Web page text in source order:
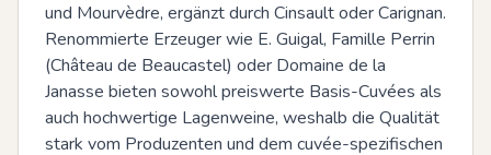
und Mourvèdre, ergänzt durch Cinsault oder Carignan.
Renommierte Erzeuger wie E. Guigal, Famille Perrin
(Château de Beaucastel) oder Domaine de la
Janasse bieten sowohl preiswerte Basis-Cuvées als
auch hochwertige Lagenweine, weshalb die Qualität
stark vom Produzenten und dem cuvée-spezifischen